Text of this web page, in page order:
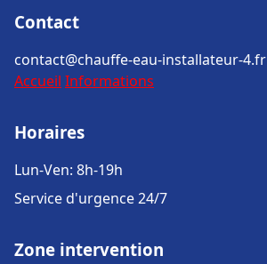
Contact
contact@chauffe-eau-installateur-4.fr
Accueil Informations
Horaires
Lun-Ven: 8h-19h
Service d'urgence 24/7
Zone intervention